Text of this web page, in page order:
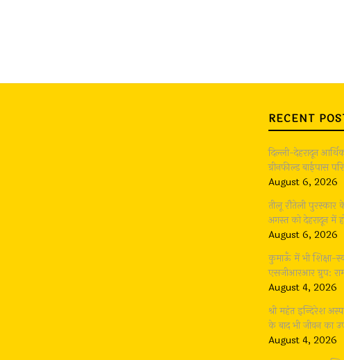
RECENT
दिल्ली-देहरादून
ग्रीनफील्ड बाईपास
August 6, 2026
तीलू रौतेली पुरस्कार
अगस्त को देहरादून में
August 6, 2026
कुमाऊँ में भी शिक्षा-
एसजीआरआर ग्रुप:
August 4, 2026
श्री महंत इन्दिरेश
के बाद भी जीवन का
August 4, 2026